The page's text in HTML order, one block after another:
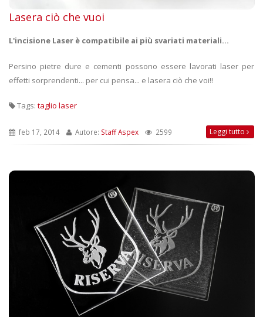
Lasera ciò che vuoi
L'incisione Laser è compatibile ai più svariati materiali...
Persino pietre dure e cementi possono essere lavorati laser per
effetti sorprendenti... per cui pensa... e lasera ciò che voi!!
Tags: taglio laser
feb 17, 2014 Autore: Staff Aspex 2599 Leggi tutto